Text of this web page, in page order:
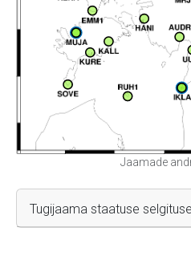
Jaamade
Tugijaama staatuse